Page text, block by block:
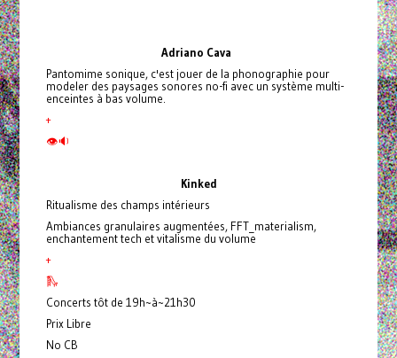
Adriano Cava
Pantomime sonique, c'est jouer de la phonographie pour
modeler des paysages sonores no-fi avec un système multi-
enceintes à bas volume.
+
👁🔉
Kinked
Ritualisme des champs intérieurs
Ambiances granulaires augmentées, FFT_materialism,
enchantement tech et vitalisme du volume
+
🛝
Concerts tôt de 19h~à~21h30
Prix Libre
No CB